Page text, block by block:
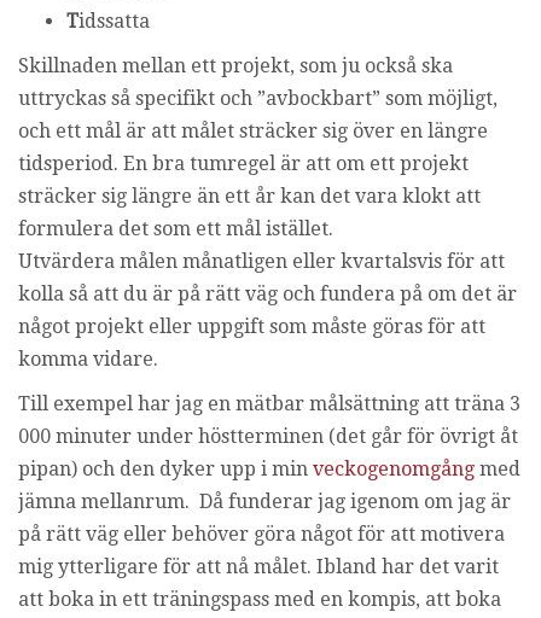
Tidssatta
Skillnaden mellan ett projekt, som ju också ska
uttryckas så specifikt och ”avbockbart” som möjligt,
och ett mål är att målet sträcker sig över en längre
tidsperiod. En bra tumregel är att om ett projekt
sträcker sig längre än ett år kan det vara klokt att
formulera det som ett mål istället.
Utvärdera målen månatligen eller kvartalsvis för att
kolla så att du är på rätt väg och fundera på om det är
något projekt eller uppgift som måste göras för att
komma vidare.
Till exempel har jag en mätbar målsättning att träna 3
000 minuter under höstterminen (det går för övrigt åt
pipan) och den dyker upp i min veckogenomgång med
jämna mellanrum. Då funderar jag igenom om jag är
på rätt väg eller behöver göra något för att motivera
mig ytterligare för att nå målet. Ibland har det varit
att boka in ett träningspass med en kompis, att boka